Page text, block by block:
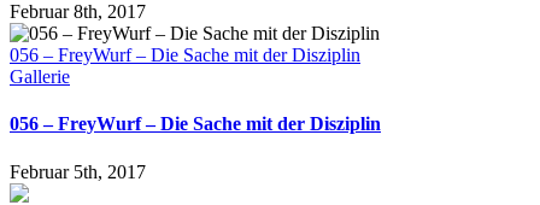
Februar 8th, 2017
056 – FreyWurf – Die Sache mit der Disziplin
Gallerie
056 – FreyWurf – Die Sache mit der Disziplin
Februar 5th, 2017